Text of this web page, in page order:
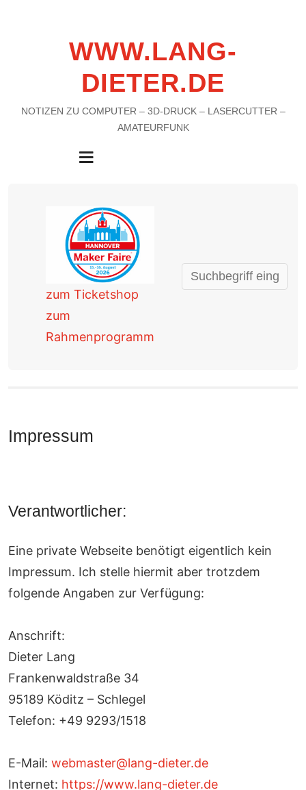
WWW.LANG-
DIETER.DE
NOTIZEN ZU COMPUTER – 3D-DRUCK – LASERCUTTER –
AMATEURFUNK
MENU
zum Ticketshop
zum
Rahmenprogramm
Impressum
Verantwortlicher:
​Eine private Webseite benötigt eigentlich kein
Impressum. Ich stelle hiermit aber trotzdem
folgende Angaben zur Verfügung:
Anschrift:
Dieter Lang
Frankenwaldstraße 34
95189 Köditz – Schlegel
Telefon: +49 9293/1518
E-Mail: webmaster@lang-dieter.de
Internet: https://www.lang-dieter.de